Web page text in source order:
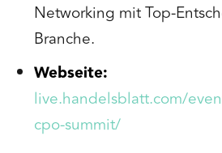
Networking mit Top-
Branche.
Webseite:
live.handelsblatt.com/
cpo-summit/